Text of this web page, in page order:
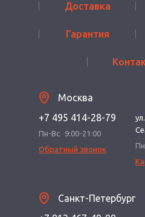
Доставка
Гарантия
Москва
+7 495 414-28-79
Пн-Вс
9:00-21:00
Обратный звонок
Санкт-Петербург